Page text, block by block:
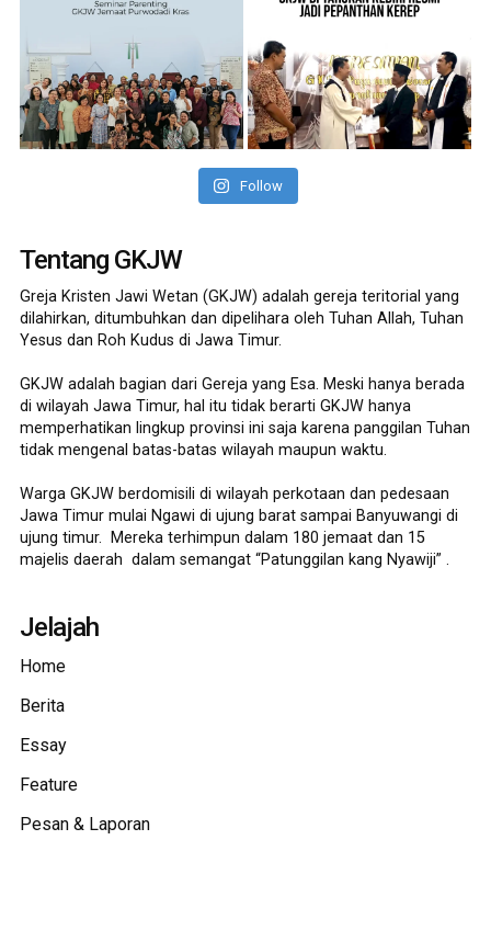
Follow
Tentang GKJW
Greja Kristen Jawi Wetan (GKJW) adalah gereja teritorial yang
dilahirkan, ditumbuhkan dan dipelihara oleh Tuhan Allah, Tuhan
Yesus dan Roh Kudus di Jawa Timur.
GKJW adalah bagian dari Gereja yang Esa. Meski hanya berada
di wilayah Jawa Timur, hal itu tidak berarti GKJW hanya
memperhatikan lingkup provinsi ini saja karena panggilan Tuhan
tidak mengenal batas-batas wilayah maupun waktu.
Warga GKJW berdomisili di wilayah perkotaan dan pedesaan
Jawa Timur mulai Ngawi di ujung barat sampai Banyuwangi di
ujung timur. Mereka terhimpun dalam 180 jemaat dan 15
majelis daerah dalam semangat “Patunggilan kang Nyawiji” .
Jelajah
Home
Berita
Essay
Feature
Pesan & Laporan